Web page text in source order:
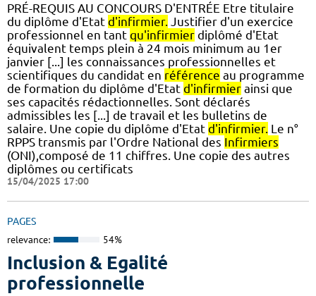
PRÉ-REQUIS AU CONCOURS D'ENTRÉE Etre titulaire
du diplôme d'Etat d'infirmier. Justifier d'un exercice
professionnel en tant qu'infirmier diplômé d'Etat
équivalent temps plein à 24 mois minimum au 1er
janvier [...] les connaissances professionnelles et
scientifiques du candidat en référence au programme
de formation du diplôme d'Etat d'infirmier ainsi que
ses capacités rédactionnelles. Sont déclarés
admissibles les [...] de travail et les bulletins de
salaire. Une copie du diplôme d'Etat d'infirmier. Le n°
RPPS transmis par l'Ordre National des Infirmiers
(ONI),composé de 11 chiffres. Une copie des autres
diplômes ou certificats
15/04/2025 17:00
PAGES
relevance: 54%
Inclusion & Egalité
professionnelle